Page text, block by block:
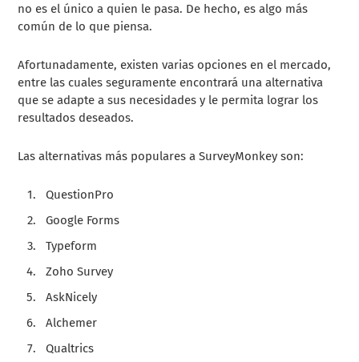
no es el único a quien le pasa. De hecho, es algo más
común de lo que piensa.
Afortunadamente, existen varias opciones en el mercado,
entre las cuales seguramente encontrará una alternativa
que se adapte a sus necesidades y le permita lograr los
resultados deseados.
Las alternativas más populares a SurveyMonkey son:
QuestionPro
Google Forms
Typeform
Zoho Survey
AskNicely
Alchemer
Qualtrics